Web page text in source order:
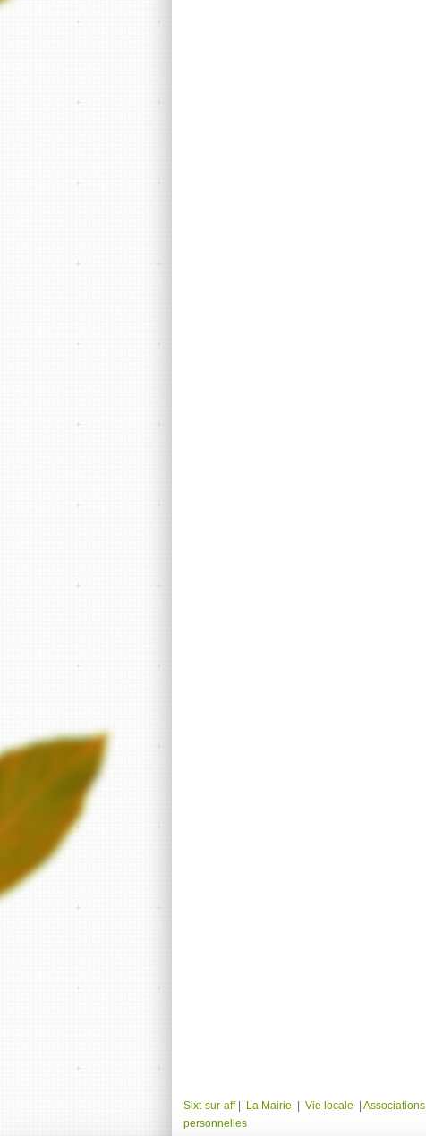
Sixt-sur-aff La Mairie Vie locale Associations
personnelles